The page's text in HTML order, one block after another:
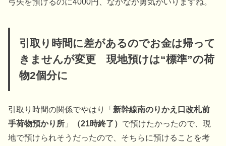
引取り時間に差があるのでお金は帰って
きませんが変更 現地預けは“標準”の荷
物2個分に
引取り時間の関係でやはり「新幹線南のりかえ口改札前
手荷物預かり所 」 （21時終了） で預けたかったので、現
地で預けられそうだったので、そちらに預けることを考